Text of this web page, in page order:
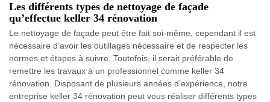
Les différents types de nettoyage de façade
qu’effectue keller 34 rénovation
Le nettoyage de façade peut être fait soi-même, cependant il est
nécessaire d’avoir les outillages nécessaire et de respecter les
normes et étapes à suivre. Toutefois, il serait préférable de
remettre les travaux à un professionnel comme keller 34
rénovation. Disposant de plusieurs années d’expérience, notre
entreprise keller 34 rénovation peut vous réaliser différents types